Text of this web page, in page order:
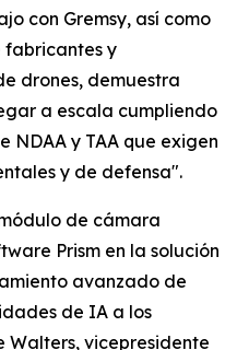
con Gremsy, así como
fabricantes y
drones, demuestra
a escala cumpliendo
NDAA y TAA que exigen
y de defensa".
de cámara
Prism en la solución
avanzado de
de IA a los
Walters, vicepresidente